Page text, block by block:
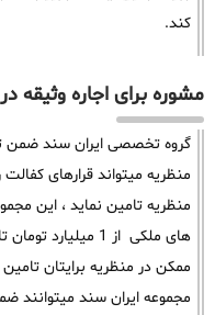
کند.
مشوره برای اجاره وثیقه
گروه تخصصی ایران سند ضمن
منظریه میتواند قرارهای
منظریه تامین نماید ، این
ممکن در منظریه برایتان
مجموعه ایران سند میتوانند